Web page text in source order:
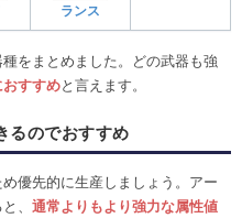
ランス
をまとめました。どの武器も強
すすめと言えます。
るのでおすすめ
優先的に生産しましょう。アー
、 通常よりもより強力な属性値